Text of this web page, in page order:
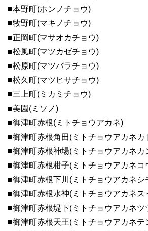
■本野町(ホンノチョウ)
■牧野町(マキノチョウ)
■正岡町(マサオカチョウ)
■松風町(マツカゼチョウ)
■松原町(マツバラチョウ)
■松久町(マツヒサチョウ)
■三上町(ミカミチョウ)
■美園(ミソノ)
■御津町赤根(ミトチョウアカネ)
■御津町赤根角田(ミトチョウアカネカ
■御津町赤根神場(ミトチョウアカネカ
■御津町赤根柑子(ミトチョウアカネコ
■御津町赤根下川(ミトチョウアカネシ
■御津町赤根水神(ミトチョウアカネス
■御津町赤根堤下(ミトチョウアカネツ
■御津町赤根天王(ミトチョウアカネテ